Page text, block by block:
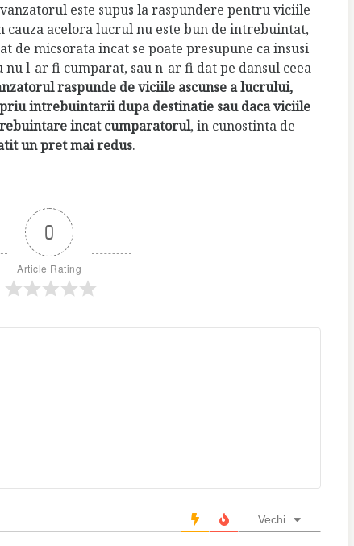
este supus la raspundere pentru viciile
cauza acelora lucrul nu este bun de intrebuintat,
de micsorata incat se poate presupune ca insusi
l-ar fi cumparat, sau n-ar fi dat pe dansul ceea
raspunde de viciile ascunse a lucrului,
intrebuintarii dupa destinatie sau daca viciile
incat cumparatorul, in cunostinta de
un pret mai redus.
0
Article Rating
Vechi